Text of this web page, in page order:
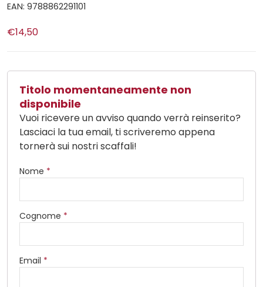
EAN: 9788862291101
€14,50
Titolo momentaneamente non
disponibile
Vuoi ricevere un avviso quando verrà reinserito?
Lasciaci la tua email, ti scriveremo appena
tornerà sui nostri scaffali!
Nome *
Cognome *
Email *